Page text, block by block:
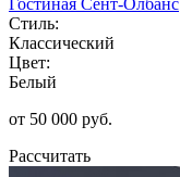
Стиль:
Классический
Цвет:
Белый
от 50 000 руб.
Рассчитать